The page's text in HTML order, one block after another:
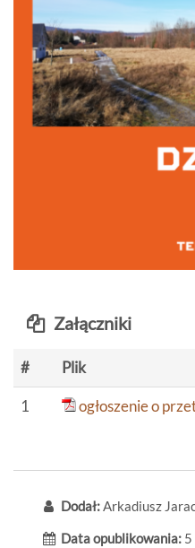
Załączniki
# Plik
1 ogłoszenie o
Dodał:Arkadiusz
Data opublikowania:5